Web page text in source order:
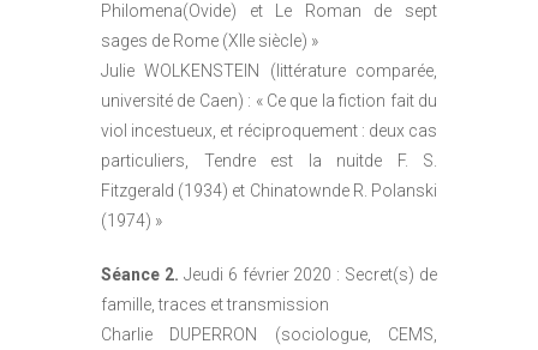
Philomena(Ovide) et Le Roman de sept
sages de Rome (XIIe siècle) »
Julie WOLKENSTEIN (littérature comparée,
université de Caen) : « Ce que la fiction fait du
viol incestueux, et réciproquement : deux cas
particuliers, Tendre est la nuitde F. S.
Fitzgerald (1934) et Chinatownde R. Polanski
(1974) »
Séance 2. Jeudi 6 février 2020 : Secret(s) de
famille, traces et transmission
Charlie DUPERRON (sociologue, CEMS,